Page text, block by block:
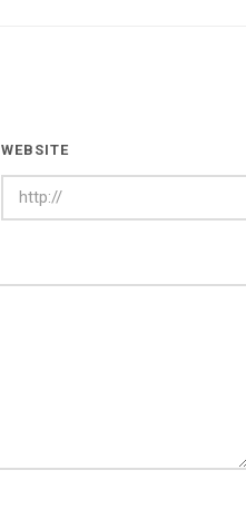
WEBSITE